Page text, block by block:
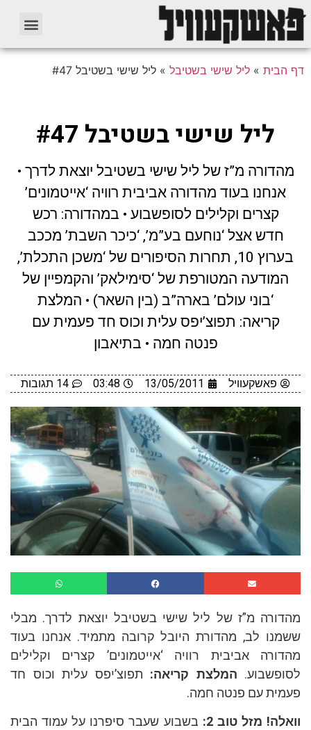
»ליל שישי בשטיבל»ליל שישי בשטיבל #47
ליל שישי בשטיבל #47
מ”ז של ליל שישי בשטיבל יוצאת לדרך •
אנחנו בעוד מהדורה אביבית רוויה ‘אייטמונים’
קצרים וקלילים לסופשבוע • במהדורה: רכש
חדש אצל ‘נוחעם בע”מ’, ‘כיכר השבת’ מככב
בערוץ 10, תחרות הסיפורים של ‘משכן התכלת’,
המטורפת של ‘סימילאק’ והקמפיין של
‘בוני עולם’ בארה”ב (בין השאר) • המלצת
קריאה: תפוצ’יפס עלית וכוס חד פעמית עם
פנטה חמה • בתיאבון
פאשקעוויל 13/05/2011
03:48 14 תגובות
מ”ז של ליל שישי בשטיבל יוצאת לדרך. מבלי
לב, מהדורת היובל קרובה מתמיד. אנחנו בעוד
אביבית רוויה ‘אייטמונים’ קצרים וקלילים
המלצת קריאה:תפוצ’יפס עלית וכוס חד
עם פנטה חמה.
מזל טוב 2:
בשבוע שעבר סיפרנו על עמוד הבית